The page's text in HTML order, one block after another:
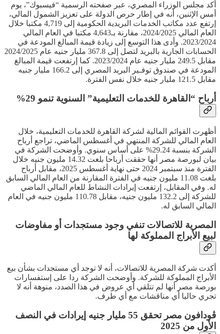
أكد مجلس الوزراء المصري، عبر صفحته الرسمية “فيسبوك”، يوم
أمس الإثنين، أنه في إطار حرص الدولة على تعزيز الشمول المالي،
إرتفع عدد مكاتب الخدمات البريدية الحكومية إلى 4,719 مكتبا خلال
العام المالي 2024/2025، مقارنة بـ4,643 مكتبا في العام المالي
2023/2024. وأدى هذا التوسع إلى زيادة قيمة المبالغ المودعة في
الحسابات الجارية بالبريد لتصل إلى 367.8 مليار جنيه عام 2024/2025
مقابل 249.5 مليار جنيه عام 2023/2024. كما إرتفعت قيمة المبالغ
المودعة في صندوق توفـير البريد المصري إلى 166.2 مليار جنيه
مقابل 121.5 مليار جنيه خلال نفس الفترة.
أرباح “القاهرة للخدمات التعليمية” السنوية تنمو 29%
أظهرت القوائم المالية لشركة القاهرة للخدمات التعليمية، خلال
العام المالي للشركة المنتهي في أغسطس الماضي، تراجع أرباح
الشركة بنسبة 29.24% على أساس سنوي. وأوضحت الشركة في
بيان لبورصة مصر أنها حققت أرباحا بلغت 14.32 مليون جنيه خلال
الفترة منذ سبتمبر 2024 حتى نهاية أغسطس 2025، مقابل أرباح
بلغت 11.08 مليون جنيه في الفترة المقارنة من العام المالي السابق
له. وفي المقابل، إرتفعت إيرادات النشاط للعام المالي الماضي
للشركة إلى 132.2 مليون جنيه، مقابل 110.78 مليون جنيه في العام
المالي السابق له.
المصرية للاتصالات تنفي وجود مستجدات أو مفاوضات
لبيع الأبراج المملوكة لها
أكدت شركة المصرية للاتصالات، أنه لا توجد أي مستجدات بشأن بيع
الأبراج المملوكة للشركة. وأوضحت الشركة ردا على إستفسارات
بورصة مصر أنها لم تتلقي أي عروض في هذا الصدد، منوهة أنه لا
تجري حاليا أي مناقشات مع أي طرف.
ڤودافون مصر تحقق 55 مليار جنيه إيرادات في النصف
الأول من 2025